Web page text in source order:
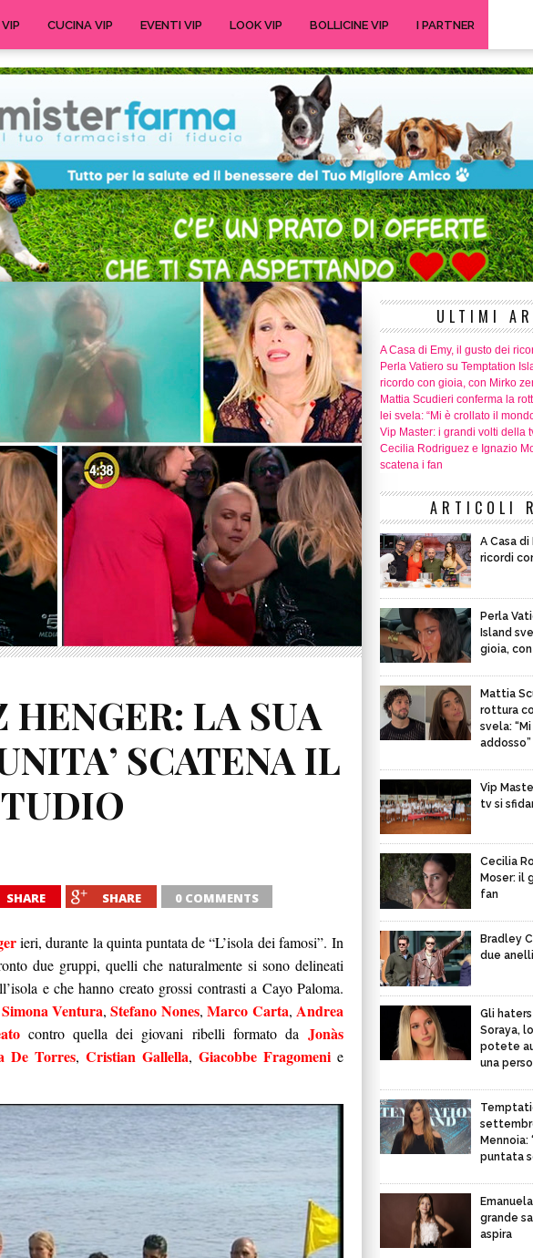
CUCINA VIP EVENTI VIP LOOK VIP BOLLICINE VIP I PARTNER
HENGER: LA SUA
SCATENA IL
SHARE SHARE 0 COMMENTS
ieri, durante la quinta puntata de “L’isola dei famosi”. In
due gruppi, quelli che naturalmente si sono delineati
e che hanno creato grossi contrasti a Cayo Paloma.
Simona Ventura,Stefano Nones,Marco Carta, Andrea
contro quella dei giovani ribelli formato daJonàs
De Torres, Cristian Gallella, Giacobbe Fragomeni e
ULTIMI
A Casa di Emy, il gusto dei
Perla Vatiero su Temptation
ricordo con gioia, con Mirko
Mattia Scudieri conferma la
lei svela: “Mi è crollato il
Vip Master: i grandi volti della
Cecilia Rodriguez e Ignazio
scatena i fan
ARTICOLI
A Casa
ricordi
Perla
Island
gioia,
Mattia
rottura
svela:
addosso”
Vip
tv si
Cecilia
Moser: il
fan
Bradley
due
Gli
Soraya,
potete
una
Mennoia:
puntata
grande
aspira